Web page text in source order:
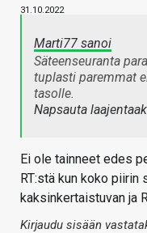
31.10.2022
Marti77 sanoi
Säteenseuranta
tuplasti paremmat
tasolle.
Napsauta
Ei ole tainneet edes
RT:stä kun koko piirin
kaksinkertaistuvan ja
Kirjaudu sisään